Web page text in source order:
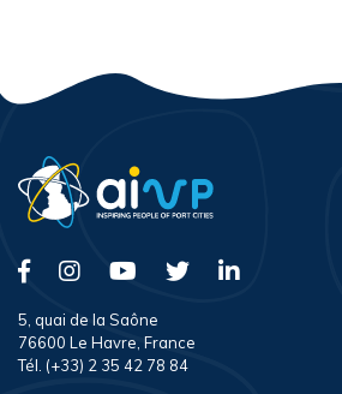
5, quai de la Saône
76600 Le Havre, France
Tél. (+33) 2 35 42 78 84